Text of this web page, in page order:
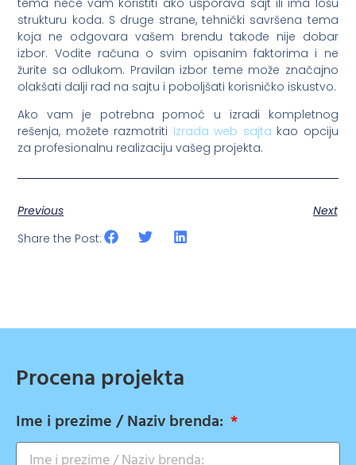
strukturu koda. S druge strane, tehnički savršena tema
koja ne odgovara vašem brendu takođe nije dobar
izbor. Vodite računa o svim opisanim faktorima i ne
žurite sa odlukom. Pravilan izbor teme može značajno
olakšati dalji rad na sajtu i poboljšati korisničko iskustvo.
Ako vam je potrebna pomoć u izradi kompletnog
rešenja, možete razmotriti Izrada web sajta kao opciju
za profesionalnu realizaciju vašeg projekta.
Previous
Next
Share the Post:
Procena projekta
Ime i prezime / Naziv brenda: